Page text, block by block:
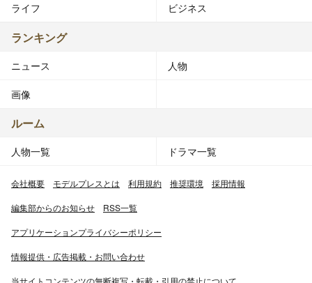
ライフ ビジネス
ランキング
ニュース 人物
画像
ルーム
人物一覧 ドラマ一覧
会社概要 モデルプレスとは 利用規約 推奨環境 採用情報
編集部からのお知らせ RSS一覧
アプリケーションプライバシーポリシー
情報提供・広告掲載・お問い合わせ